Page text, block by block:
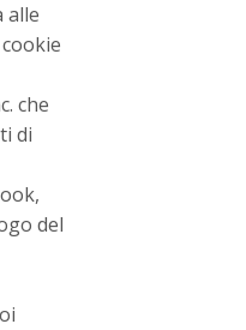
alle
che
di
del